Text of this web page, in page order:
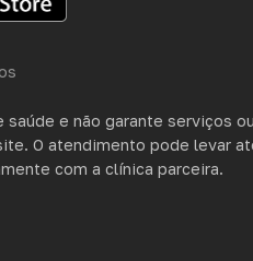
saúde e não garante serviços
O atendimento pode levar
com a clínica parceira.